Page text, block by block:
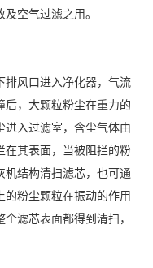
空气过滤之用。
排风口进入净化器，气流
后，大颗粒粉尘在重力的
进入过滤室，含尘气体由
在其表面，当被阻拦的粉
机结构清扫滤芯，也可通
粉尘颗粒在振动的作用
滤芯表面都得到清扫，